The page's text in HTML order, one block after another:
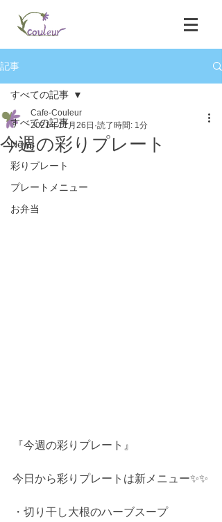
記事
すべての記事
News
彩りプレート
プレートメニュー
お弁当
すべての記事
今週の彩りプレート
Cafe-Couleur
2021年11月26日 読了時間: 1分
『今週の彩りプレート』
今日から彩りプレートは新メニュー✨✨
・切り干し大根のハーブスープ